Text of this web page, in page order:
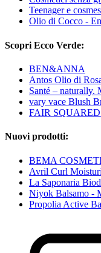
Teenager e
Olio di Cocco -
Scopri Ecco Verde:
BEN&ANNA
Antos Olio di
Santé – naturally.
vary vace Blush
FAIR SQUARED
Nuovi prodotti:
BEMA
Avril Curl
La Saponaria
Niyok Balsamo -
Propolia Active